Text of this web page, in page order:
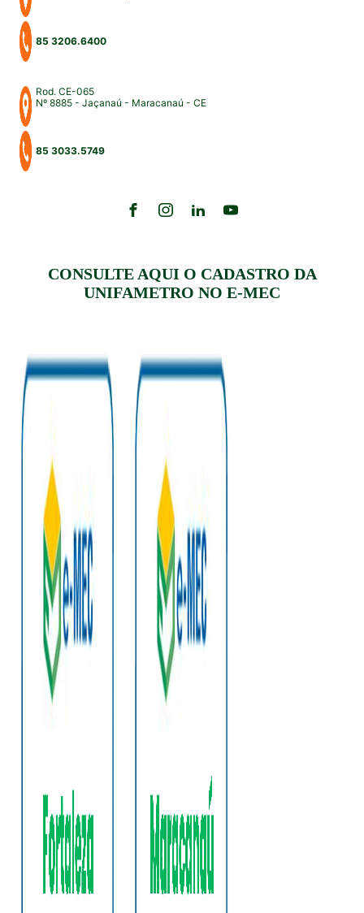
85 3206.6400
Rod. CE-065
Nº 8885 - Jaçanaú - Maracanaú - CE
85 3033.5749
CONSULTE AQUI O CADASTRO DA
UNIFAMETRO NO E-MEC